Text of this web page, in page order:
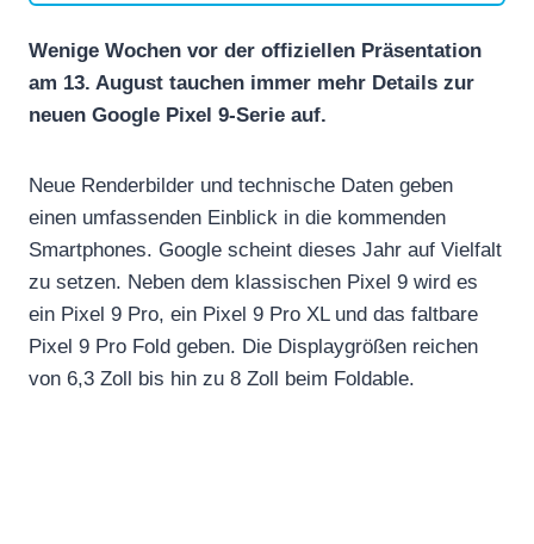
Wenige Wochen vor der offiziellen Präsentation
am 13. August tauchen immer mehr Details zur
neuen Google Pixel 9-Serie auf.
Neue Renderbilder und technische Daten geben
einen umfassenden Einblick in die kommenden
Smartphones. Google scheint dieses Jahr auf Vielfalt
zu setzen. Neben dem klassischen Pixel 9 wird es
ein Pixel 9 Pro, ein Pixel 9 Pro XL und das faltbare
Pixel 9 Pro Fold geben. Die Displaygrößen reichen
von 6,3 Zoll bis hin zu 8 Zoll beim Foldable.